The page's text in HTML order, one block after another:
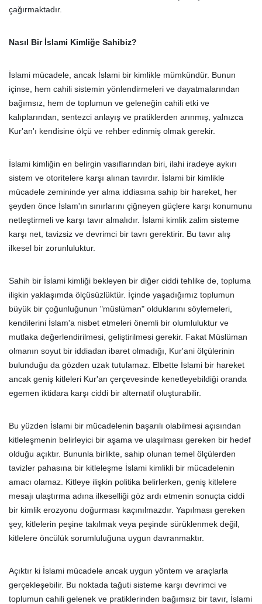
çağırmaktadır.
Nasıl Bir İslami Kimliğe Sahibiz?
İslami mücadele, ancak İslami bir kimlikle mümkündür. Bunun
içinse, hem cahili sistemin yönlendirmeleri ve dayatmalarından
bağımsız, hem de toplumun ve geleneğin cahili etki ve
kalıplarından, sentezci anlayış ve pratiklerden arınmış, yalnızca
Kur'an'ı kendisine ölçü ve rehber edinmiş olmak gerekir.
İslami kimliğin en belirgin vasıflarından biri, ilahi iradeye aykırı
sistem ve otoritelere karşı alınan tavırdır. İslami bir kimlikle
mücadele zemininde yer alma iddiasına sahip bir hareket, her
şeyden önce İslam'ın sınırlarını çiğneyen güçlere karşı konumunu
netleştirmeli ve karşı tavır almalıdır. İslami kimlik zalim sisteme
karşı net, tavizsiz ve devrimci bir tavrı gerektirir. Bu tavır alış
ilkesel bir zorunluluktur.
Sahih bir İslami kimliği bekleyen bir diğer ciddi tehlike de, topluma
ilişkin yaklaşımda ölçüsüzlüktür. İçinde yaşadığımız toplumun
büyük bir çoğunluğunun "müslüman" olduklarını söylemeleri,
kendilerini İslam'a nisbet etmeleri önemli bir olumluluktur ve
mutlaka değerlendirilmesi, geliştirilmesi gerekir. Fakat Müslüman
olmanın soyut bir iddiadan ibaret olmadığı, Kur'ani ölçülerinin
bulunduğu da gözden uzak tutulamaz. Elbette İslami bir hareket
ancak geniş kitleleri Kur'an çerçevesinde kenetleyebildiği oranda
egemen iktidara karşı ciddi bir alternatif oluşturabilir.
Bu yüzden İslami bir mücadelenin başarılı olabilmesi açısından
kitleleşmenin belirleyici bir aşama ve ulaşılması gereken bir hedef
olduğu açıktır. Bununla birlikte, sahip olunan temel ölçülerden
tavizler pahasına bir kitleleşme İslami kimlikli bir mücadelenin
amacı olamaz. Kitleye ilişkin politika belirlerken, geniş kitlelere
mesajı ulaştırma adına ilkeselliği göz ardı etmenin sonuçta ciddi
bir kimlik erozyonu doğurması kaçınılmazdır. Yapılması gereken
şey, kitlelerin peşine takılmak veya peşinde sürüklenmek değil,
kitlelere öncülük sorumluluğuna uygun davranmaktır.
Açıktır ki İslami mücadele ancak uygun yöntem ve araçlarla
gerçekleşebilir. Bu noktada tağuti sisteme karşı devrimci ve
toplumun cahili gelenek ve pratiklerinden bağımsız bir tavır, İslami